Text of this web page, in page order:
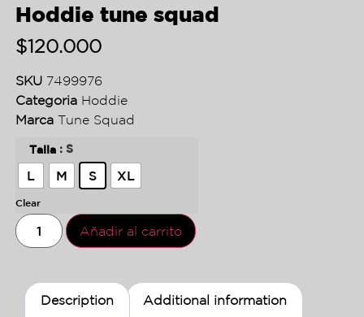
Hoddie tune squad
$120.000
SKU 7499976
Categoria Hoddie
Marca Tune Squad
Talla : S
L M S XL
Clear
Añadir al carrito
Description Additional information